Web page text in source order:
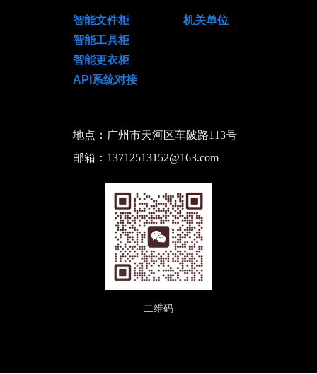
智能文件柜 机关单位
智能工具柜
智能更衣柜
API系统对接
地点：广州市天河区车陂路113号
邮箱：13712513152@163.com
二维码